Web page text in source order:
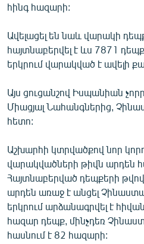
ԲԱՆԱՎԵՃ
ՓՈԴՔԱՍԹ
English
Русский
ՀԵՏԵՎԵՔ ՄԵԶ
«Ազատության» բոլոր
հինգ հազարի:
Ավելացել են նաև վարակի
հայտնաբերվել է ևս 7871
երկրում վարակված է ավելի
Այս ցուցանշով Իսպանիան
Միացյալ Նահանգներից,
հետո:
Աշխարհի կտրվածքով նոր
վարակվածների թիվն արդեն
Հայտնաբերված դեպքերի
արդեն առաջ է անցել
երկրում արձանագրվել է
հազար դեպք, մինչդեռ
հասնում է 82 հազարի: